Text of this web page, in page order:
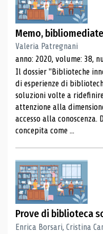
Memo,
Valeria Patregnani
anno: 2020, volume: 38,
Il dossier "Biblioteche
di esperienze di
soluzioni volte a
attenzione alla
accesso alla
concepita come ...
Prove di biblioteca
Enrica Borsari, Cristina